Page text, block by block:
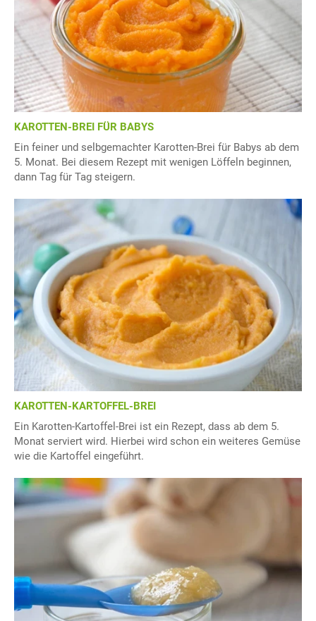
KAROTTEN-BREI FÜR BABYS
Ein feiner und selbgemachter Karotten-Brei für Babys ab dem
5. Monat. Bei diesem Rezept mit wenigen Löffeln beginnen,
dann Tag für Tag steigern.
KAROTTEN-KARTOFFEL-BREI
Ein Karotten-Kartoffel-Brei ist ein Rezept, dass ab dem 5.
Monat serviert wird. Hierbei wird schon ein weiteres Gemüse
wie die Kartoffel eingeführt.